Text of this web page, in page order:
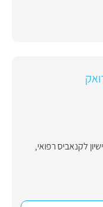
לקנאביס רפואי,